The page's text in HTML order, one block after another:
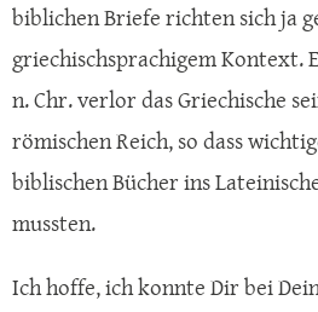
biblichen Briefe richten sich ja
griechischsprachigem Kontext.
n. Chr. verlor das Griechische
römischen Reich, so dass
biblischen Bücher ins
mussten.
Ich hoffe, ich konnte Dir bei